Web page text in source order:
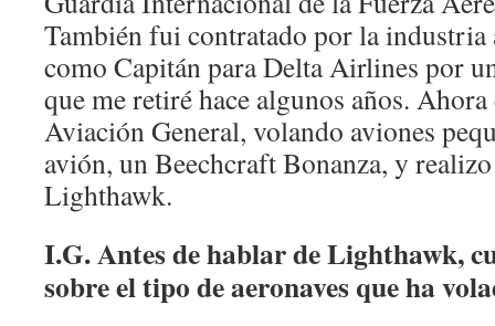
También fui contratado por la industria
como Capitán para Delta Airlines por
que me retiré hace algunos años.
Aviación General, volando aviones
avión, un Beechcraft Bonanza, y
Lighthawk.
I.G. Antes de hablar de Lighthawk,
sobre el tipo de aeronaves que ha